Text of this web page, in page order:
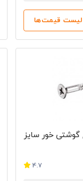
لیست قیمت‌ها
خور سایز
4.7